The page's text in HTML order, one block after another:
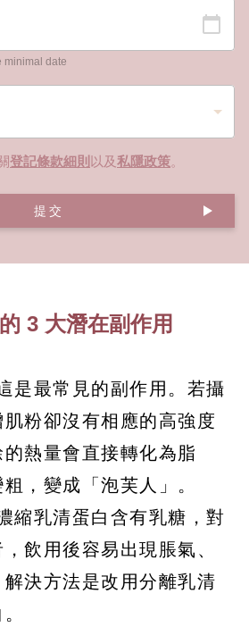
minimal date
登記條款細則 以及私隱政策。
提交
3 大潛在副作用
是最常見的副作用。若攝
粉卻沒有相應的高強度
熱量會直接轉化為脂
，變成「泡芙人」。
縮乳清蛋白含有乳糖，對
飲用後容易出現脹氣、
決方法是改用分離乳清